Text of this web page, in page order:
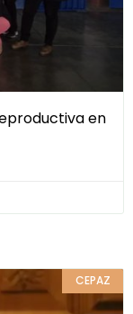
en
CEPAZ